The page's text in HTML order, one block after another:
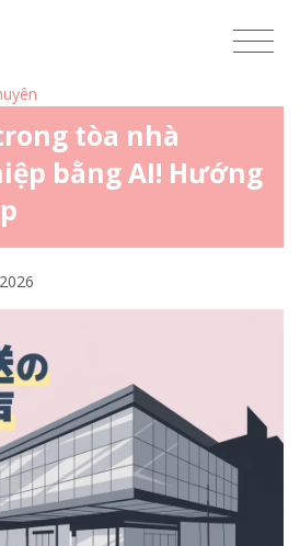
tòa nhà
bằng AI! Hướng